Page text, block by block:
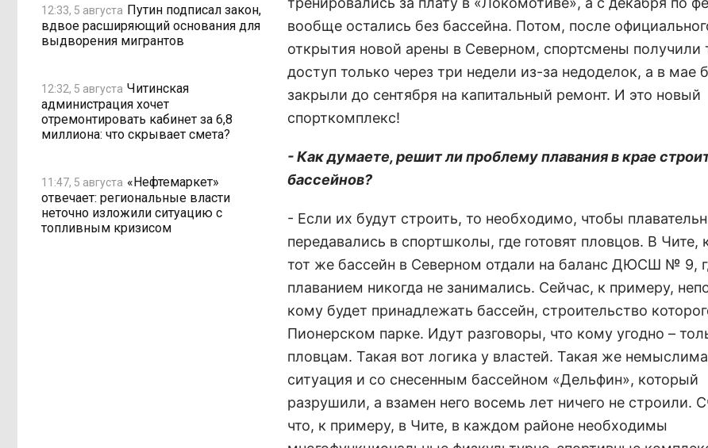
12:33, 5 августа Путин подписал закон,
вдвое расширяющий основания для
выдворения мигрантов
12:32, 5 августа Читинская
администрация хочет
отремонтировать кабинет за 6,8
миллиона: что скрывает смета?
11:47, 5 августа «Нефтемаркет»
отвечает: региональные власти
неточно изложили ситуацию с
топливным кризисом
вообще остались без бассейна. Потом, после
открытия новой арены в Северном, спортсмены получили
доступ только через три недели из-за недоделок, а в мае
закрыли до сентября на капитальный ремонт. И это новый
спорткомплекс!
- Как думаете, решит ли проблему плавания в крае
бассейнов?
- Если их будут строить, то необходимо, чтобы
передавались в спортшколы, где готовят пловцов. В Чите,
тот же бассейн в Северном отдали на баланс ДЮСШ № 9,
плаванием никогда не занимались. Сейчас, к примеру,
кому будет принадлежать бассейн, строительство
Пионерском парке. Идут разговоры, что кому угодно –
пловцам. Такая вот логика у властей. Такая же
ситуация и со снесенным бассейном «Дельфин», который
разрушили, а взамен него восемь лет ничего не строили.
что, к примеру, в Чите, в каждом районе необходимы